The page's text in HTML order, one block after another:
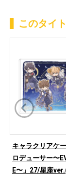
このタイ
キャラクリアケ
ロデューサー〜
E〜」27/星座